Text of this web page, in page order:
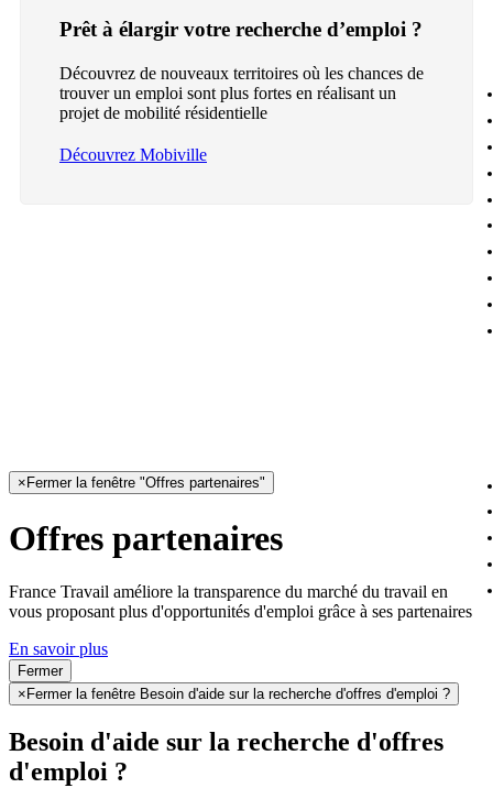
Prêt à élargir votre recherche d’emploi ?
Découvrez de nouveaux territoires où les chances de
trouver un emploi sont plus fortes en réalisant un
projet de mobilité résidentielle
Découvrez Mobiville
× Fermer la fenêtre "Offres partenaires"
Offres partenaires
France Travail améliore la transparence du marché du travail en
vous proposant plus d'opportunités d'emploi grâce à ses partenaires
En savoir plus
Fermer
× Fermer la fenêtre Besoin d'aide sur la recherche d'offres d'emploi ?
Besoin d'aide sur la recherche d'offres
d'emploi ?